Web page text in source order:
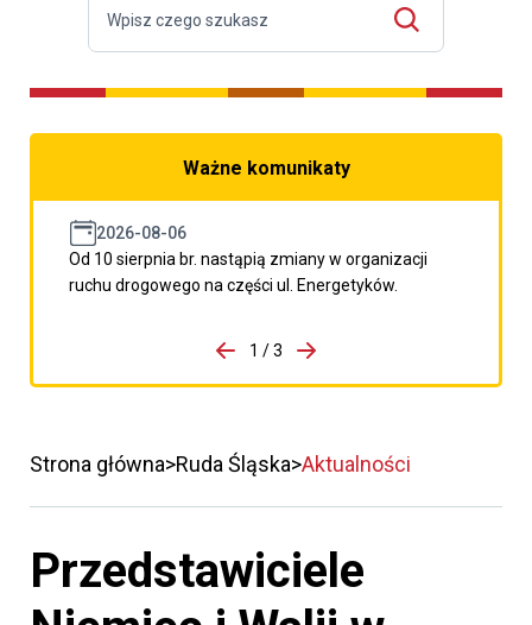
Ważne komunikaty
2026-08-06
Od 10 sierpnia br. nastąpią zmiany w organizacji
ruchu drogowego na części ul. Energetyków.
porzpedniego komunikatu
1 / 3
Przejdź do następnego
Strona główna Ruda Śląska Aktualności
Przedstawiciele